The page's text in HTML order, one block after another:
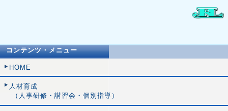
コンテンツ・メニュー
HOME
人材育成
（人事研修・講習会・個別指導）